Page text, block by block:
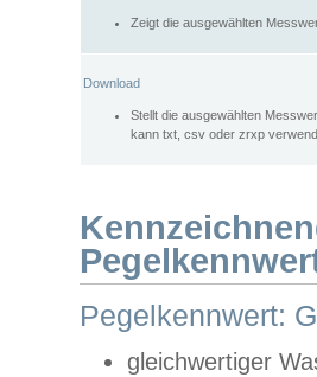
Zeigt die ausgewählten
Download
Stellt die ausgewählten
kann txt, csv oder zrxp
Pegelkennwert:
gleichwertiger